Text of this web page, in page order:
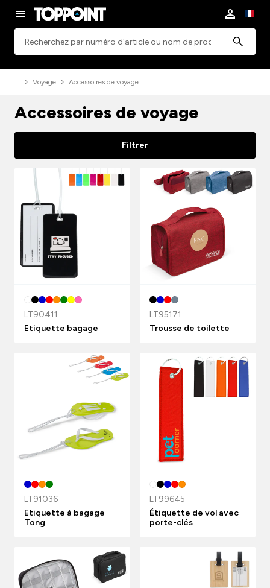
Voyage Accessoires de voyage
Accessoires de voyage
Filtrer
LT90411
Etiquette bagage
LT95171
Trousse de toilette
LT91036
Etiquette à bagage
Tong
LT99645
Étiquette de vol avec
porte-clés